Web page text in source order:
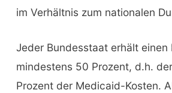
im Verhältnis zum nationalen
Jeder Bundesstaat erhält einen
mindestens 50 Prozent, d.h.
Prozent der Medicaid-Kosten.